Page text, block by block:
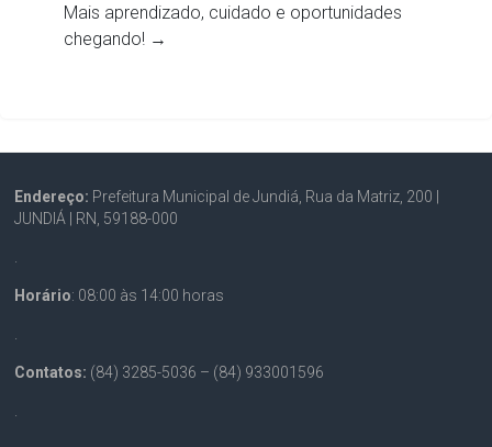
Mais aprendizado, cuidado e oportunidades
chegando! →
Endereço: Prefeitura Municipal de Jundiá, Rua da Matriz, 200 |
JUNDIÁ | RN, 59188-000
Horário: 08:00 às 14:00 horas
Contatos: (84) 3285-5036 – (84) 933001596